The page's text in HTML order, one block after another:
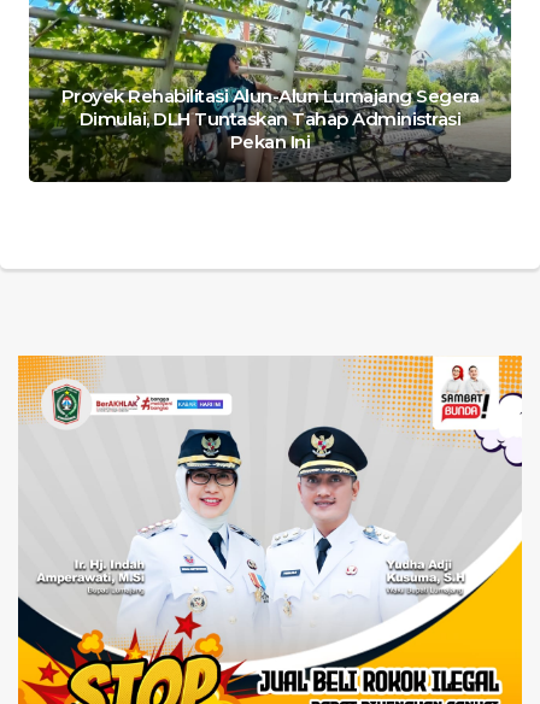
Proyek Rehabilitasi Alun-Alun Lumajang Segera
Dimulai, DLH Tuntaskan Tahap Administrasi
Pekan Ini